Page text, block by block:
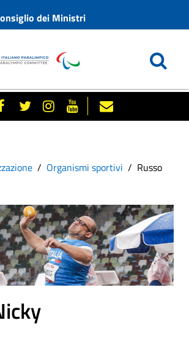
dei Ministri
Organismi sportivi
Russo